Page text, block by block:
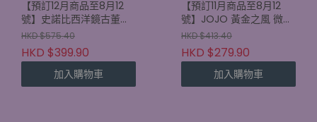
【預訂12月商品至8月12
號】史諾比西洋鏡古董系
列2 (原盒6款)
(4521121701509)
HKD $575.40
HKD $399.90
加入購物車
【預訂11月商品至8月12
號】JOJO 黃金之風 微型
擺設 (原盒6款)
(4521121700892)
HKD $413.40
HKD $279.90
加入購物車